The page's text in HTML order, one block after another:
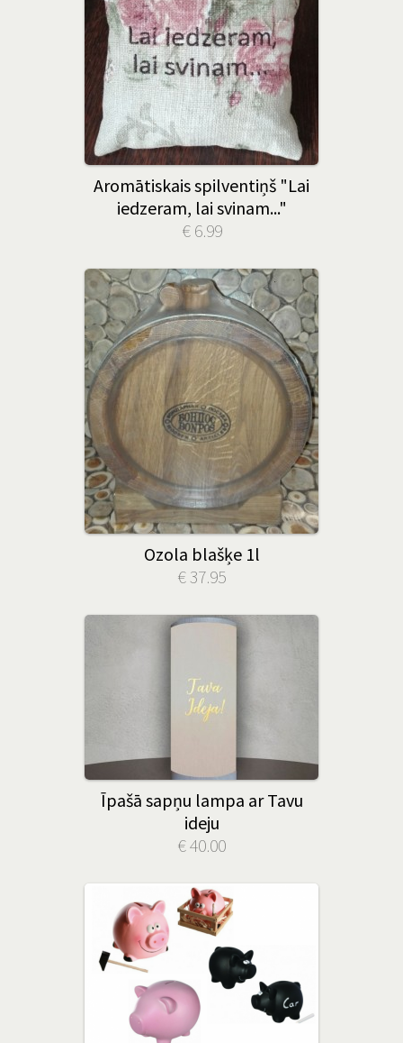
Aromātiskais spilventiņš "Lai
iedzeram, lai svinam..."
€ 6.99
Ozola blašķe 1l
€ 37.95
Īpašā sapņu lampa ar Tavu
ideju
€ 40.00